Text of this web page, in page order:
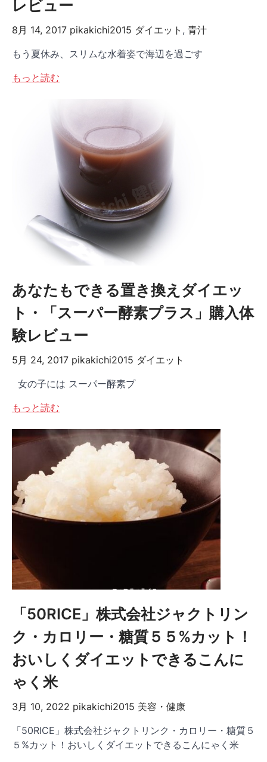
レビュー
8月 14, 2017 pikakichi2015 ダイエット , 青汁
もう夏休み、スリムな水着姿で海辺を過ごす
もっと読む
あなたもできる置き換えダイエッ
ト・「スーパー酵素プラス」購入体
験レビュー
5月 24, 2017 pikakichi2015 ダイエット
女の子には スーパー酵素プ
もっと読む
「50RICE」株式会社ジャクトリン
ク・カロリー・糖質５５%カット！
おいしくダイエットできるこんに
ゃく米
3月 10, 2022 pikakichi2015 美容・健康
「50RICE」株式会社ジャクトリンク・カロリー・糖質５
５%カット！おいしくダイエットできるこんにゃく米